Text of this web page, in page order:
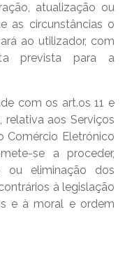
atualização ou
as circunstâncias o
ao utilizador, com
prevista para a
com os art.os 11 e
relativa aos Serviços
Comércio Eletrónico
se a proceder,
ou eliminação dos
à legislação
e à moral e ordem